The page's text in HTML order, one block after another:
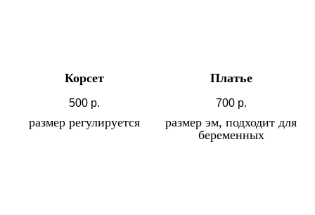
Корсет
500 р.
размер регулируется
Платье
700 р.
размер эм, подходит для
беременных